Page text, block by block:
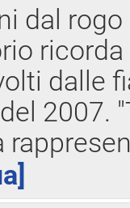
dal
dalle
2007.